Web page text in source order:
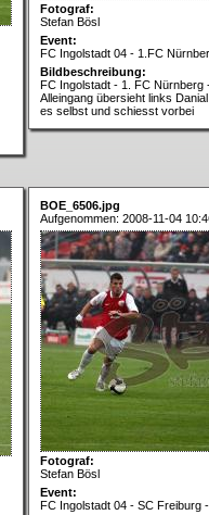
Fotograf:
Stefan Bösl
Event:
FC Ingolstadt 04 - 1.FC
Bildbeschreibung:
FC Ingolstadt - 1. FC Nürnberg
Alleingang übersieht links
es selbst und schiesst vorbei
BOE_6506.jpg
Aufgenommen: 2008-11-04
Fotograf:
Stefan Bösl
Event:
FC Ingolstadt 04 - SC Freiburg